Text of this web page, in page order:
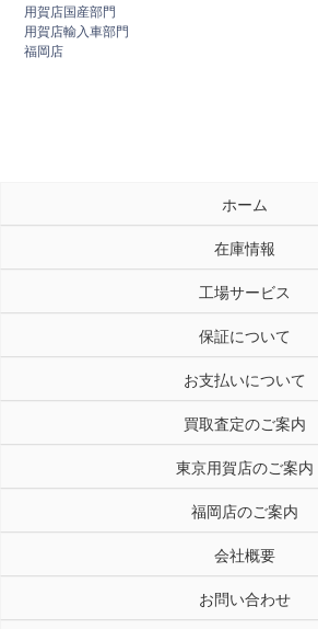
用賀店国産部門
用賀店輸入車部門
福岡店
ホーム
在庫情報
工場サービス
保証について
お支払いについて
買取査定のご案内
東京用賀店のご案内
福岡店のご案内
会社概要
お問い合わせ